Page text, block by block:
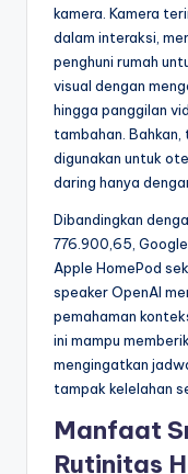
kamera. Kamera
dalam interaksi,
penghuni rumah
visual dengan
hingga panggilan
tambahan.
digunakan untuk
daring hanya
Dibandingkan
776.900,65,
Apple HomePod
speaker OpenAI
pemahaman
ini mampu
mengingatkan
tampak kelelahan
Manfaat
Rutinitas